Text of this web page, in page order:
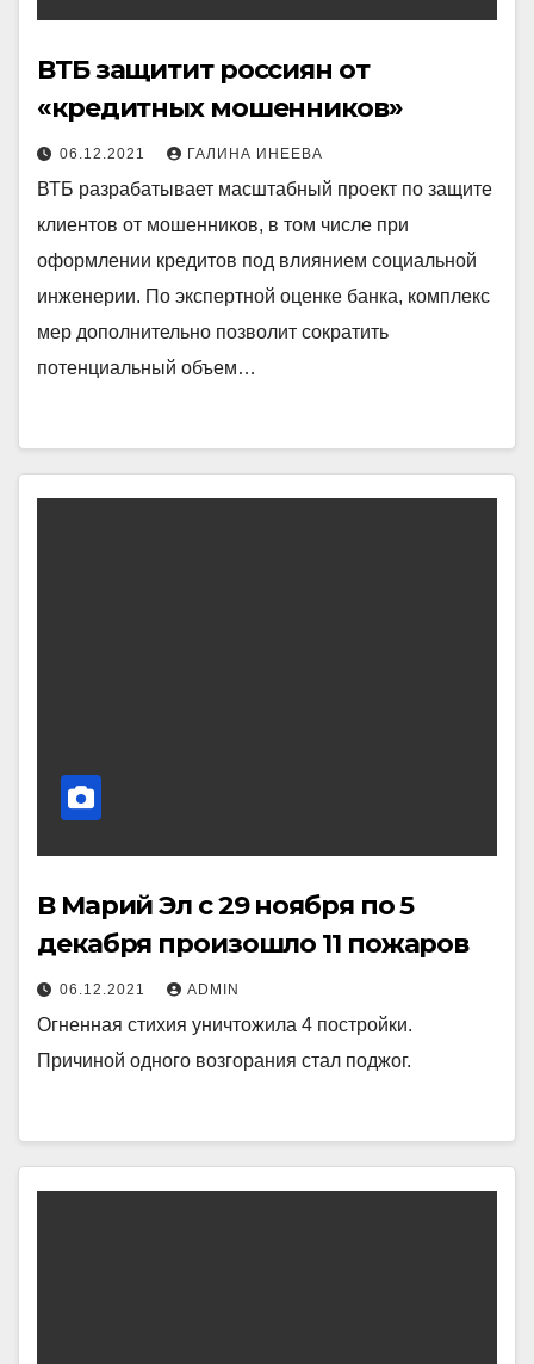
ВТБ защитит россиян от
«кредитных мошенников»
06.12.2021 ГАЛИНА ИНЕЕВА
ВТБ разрабатывает масштабный проект по защите
клиентов от мошенников, в том числе при
оформлении кредитов под влиянием социальной
инженерии. По экспертной оценке банка, комплекс
мер дополнительно позволит сократить
потенциальный объем…
В Марий Эл с 29 ноября по 5
декабря произошло 11 пожаров
06.12.2021 ADMIN
Огненная стихия уничтожила 4 постройки.
Причиной одного возгорания стал поджог.